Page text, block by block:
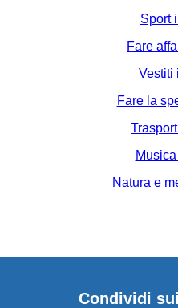
Sport
Fare
Vestiti
Fare la
Natura e
Condividi